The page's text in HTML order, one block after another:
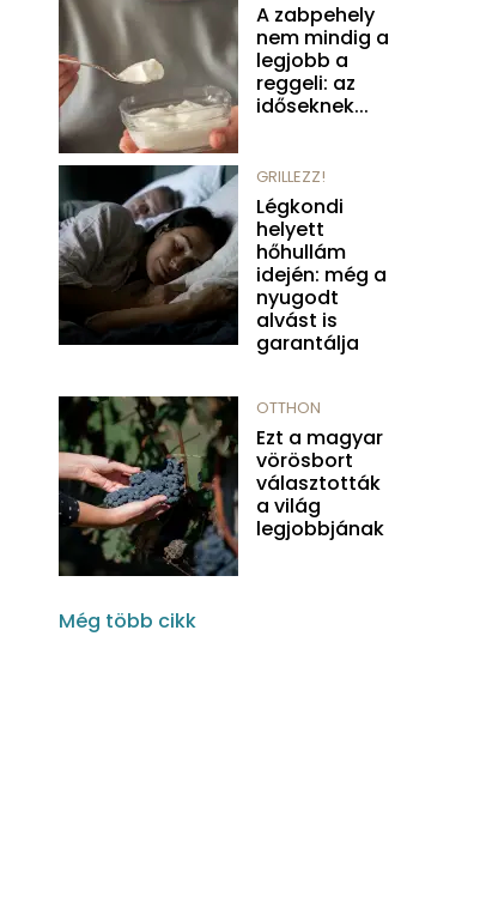
A zabpehely
nem mindig a
legjobb a
reggeli: az
időseknek...
GRILLEZZ!
Légkondi
helyett
hőhullám
idején: még a
nyugodt
alvást is
garantálja
OTTHON
Ezt a magyar
vörösbort
választották
a világ
legjobbjának
Még több cikk